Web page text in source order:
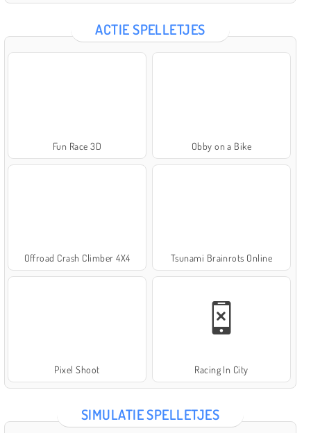
ACTIE SPELLETJES
Fun Race 3D Obby on a Bike
Offroad Crash Climber 4X4 Tsunami Brainrots Online
Pixel Shoot Racing In City
SIMULATIE SPELLETJES